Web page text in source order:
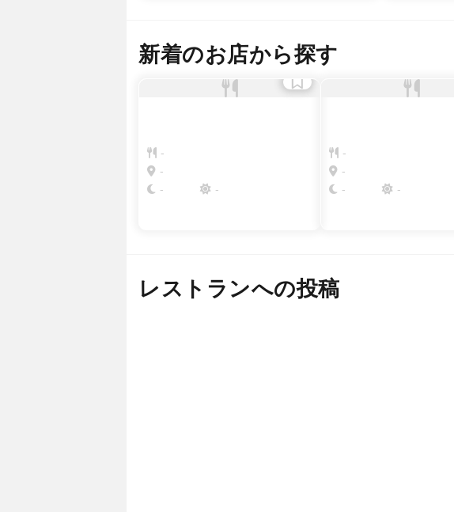
新着のお店から探す
-
-
-
-
-
-
-
-
レストランへの投稿